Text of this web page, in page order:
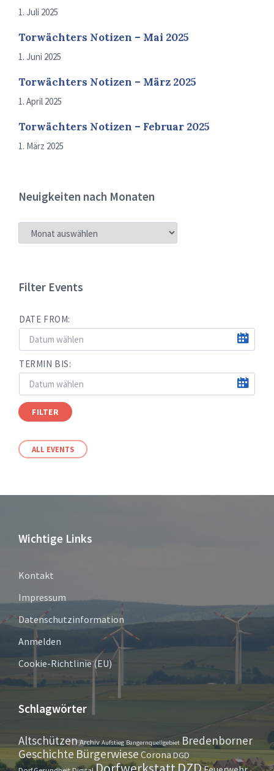
1. Juli 2025
Torwächters Notizen – Mai 2025
1. Juni 2025
Torwächters Notizen – März 2025
1. April 2025
Torwächters Notizen – Februar 2025
1. März 2025
Neuigkeiten nach Monaten
NEUIGKEITEN
NACH
Filter Events
DATE FROM:
TERMIN BIS:
FILTER
ALL EVENTS
Wichtige Links
Kontakt
Impressum
Datenschutzinformation
Anmelden
Cookie-Richtlinie (EU)
Schlagwörter
AltschützenArchiv Aufstieg Bangernquellgebiet Bredenborner
Geschichte Bürgerwiese CoronaDGD